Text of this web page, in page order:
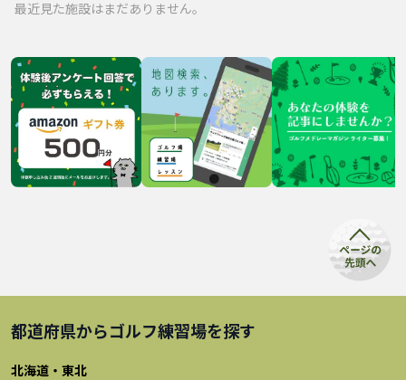
最近見た施設はまだありません。
都道府県からゴルフ練習場を探す
北海道・東北